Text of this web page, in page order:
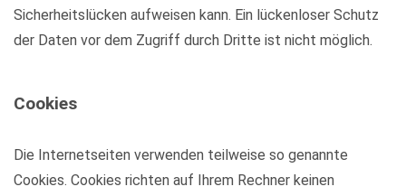
Sicherheitslücken aufweisen kann. Ein lückenloser Schutz
der Daten vor dem Zugriff durch Dritte ist nicht möglich.
Cookies
Die Internetseiten verwenden teilweise so genannte
Cookies. Cookies richten auf Ihrem Rechner keinen